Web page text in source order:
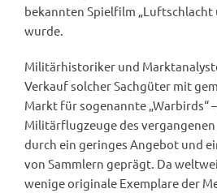
bekannten Spielfilm „Luftschlacht
wurde.
Militärhistoriker und
Verkauf solcher Sachgüter mit
Markt für sogenannte „Warbirds“
Militärflugzeuge des
durch ein geringes Angebot und
von Sammlern geprägt. Da
wenige originale Exemplare der